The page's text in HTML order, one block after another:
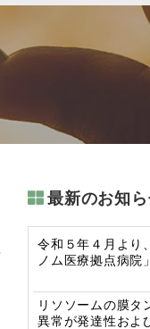
最新のお知
令和５年４月より
ノム医療拠点病院
リソソームの膜タ
異常が発達性およ